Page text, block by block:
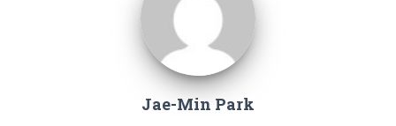
Jae-Min Park